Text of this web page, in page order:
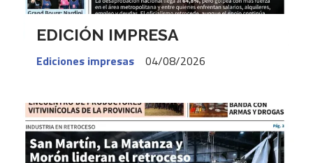
EDICIÓN IMPRESA
Ediciones impresas 04/08/2026